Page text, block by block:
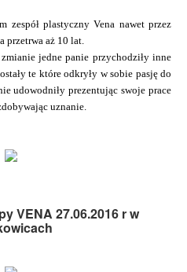
zespół plastyczny Vena nawet przez
przetrwa aż 10 lat.
zmianie jedne panie przychodziły inne
te które odkryły w sobie pasję do
udowodniły prezentując swoje prace
uznanie.
VENA 27.06.2016 r w